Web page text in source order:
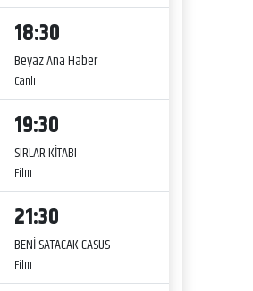
18:30
Beyaz Ana Haber
Canlı
19:30
SIRLAR KİTABI
Film
21:30
BENİ SATACAK CASUS
Film